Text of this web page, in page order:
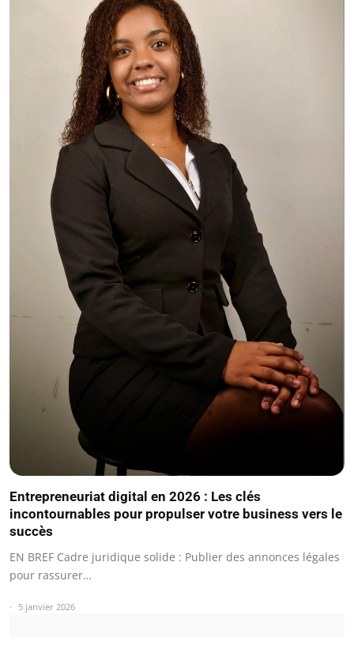
Entrepreneuriat digital en 2026 : Les clés
incontournables pour propulser votre business vers le
succès
EN BREF Cadre juridique solide : Publier des annonces légales
pour rassurer…
5 janvier 2026